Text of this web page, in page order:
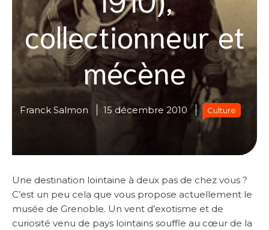
collectionneur et
mécène
Franck Salmon 15 décembre 2010 Culture
Une destination lointaine à deux pas de chez vous ?
C’est un peu cela que vous propose actuellement le
musée de Grenoble. Un vent d’exotisme et de
curiosité venu de pays lointains souffle au cœur de la